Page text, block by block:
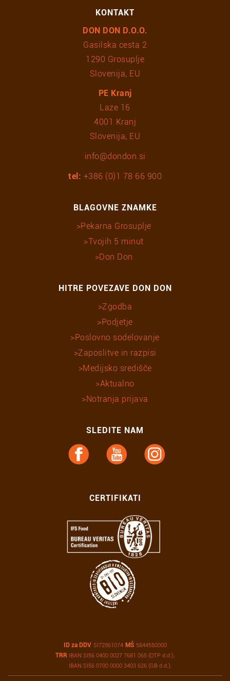
KONTAKT
DON DON D.O.O.
Gasilska cesta 2
1290 Grosuplje
Slovenija, EU
PE Kranj
Laze 16
4001 Kranj
Slovenija, EU
info@dondon.si
tel: +386 (0)1 78 66 900
BLAGOVNE ZNAMKE
Pekarna Grosuplje
Tvojih 5 minut
Don Don
HITRE POVEZAVE DON DON
Zgodba
Podjetje
Poslovno sodelovanje
Zaposlitve in razpisi
Medijsko središče
Aktualno
Notranja prijava
SLEDITE NAM
CERTIFIKATI
ID za DDV SI72961074 MŠ 5844550000
TRR IBAN SI56 0400 0027 7681 065 (OTP d.d.),
IBAN SI56 0700 0000 3403 626 (GB d.d.),